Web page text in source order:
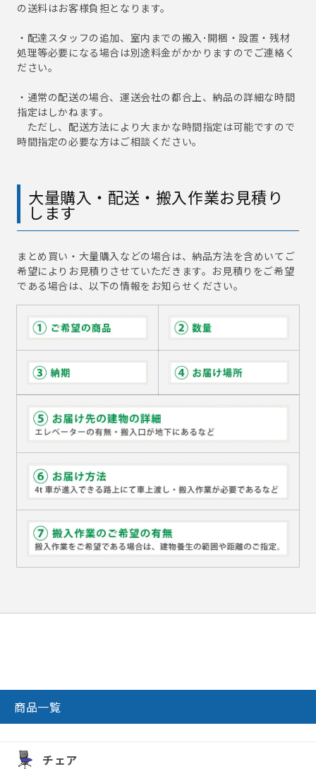
の送料はお客様負担となります。
・配達スタッフの追加、室内までの搬入･開梱・設置・残材
処理等必要になる場合は別途料金がかかりますのでご連絡く
ださい。
・通常の配送の場合、運送会社の都合上、納品の詳細な時間
指定はしかねます。
ただし、配送方法により大まかな時間指定は可能ですので
時間指定の必要な方はご相談ください。
大量購入・配送・搬入作業お見積り
します
まとめ買い・大量購入などの場合は、納品方法を含めいてご
希望によりお見積りさせていただきます。お見積りをご希望
である場合は、以下の情報をお知らせください。
商品一覧
チェア